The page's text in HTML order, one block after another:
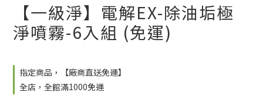
●每3,000點可以折抵NT$100
●7/2-7/30下單美膚娜娜&曦之麗，滿1,000元抽PDRN精華組！
【一級淨】電解EX-除油垢極
淨噴霧-6入組 (免運)
指定商品，【廠商直送免運】
全店，全館滿1000免運